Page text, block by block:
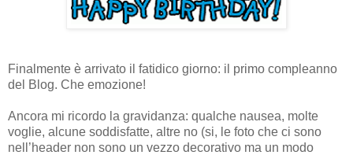
Finalmente è arrivato il fatidico giorno: il primo compleanno
del Blog. Che emozione!
Ancora mi ricordo la gravidanza: qualche nausea, molte
voglie, alcune soddisfatte, altre no (si, le foto che ci sono
nell’header non sono un vezzo decorativo ma un modo